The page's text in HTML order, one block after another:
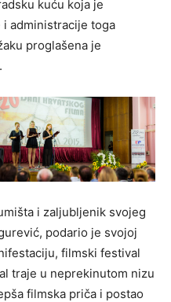
kuću koja je
i administracije toga
proglašena je
i zaljubljenik svojeg
podario je svojoj
filmski festival
traje u neprekinutom nizu
filmska priča i postao